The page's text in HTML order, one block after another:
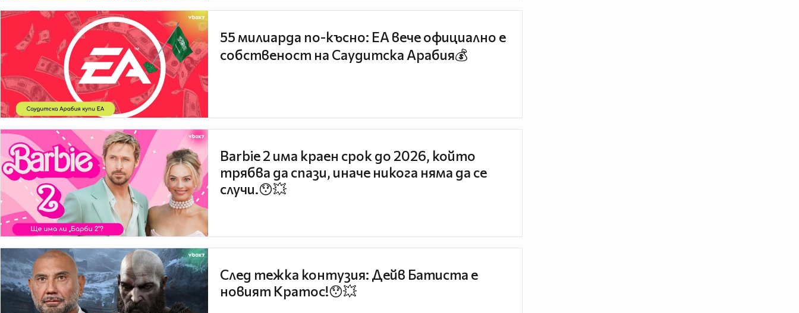
55 милиарда по-късно: EA вече официално е
собственост на Саудитска Арабия💰
Barbie 2 има краен срок до 2026, който
трябва да спази, иначе никога няма да се
случи.😯💥
След тежка контузия: Дейв Батиста е
новият Кратос!😯💥